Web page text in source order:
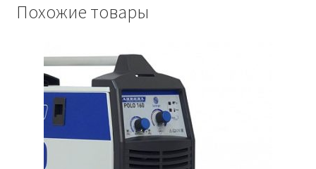
Похожие товары